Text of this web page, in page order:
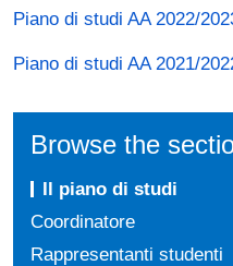
Piano di studi AA 2022/
Piano di studi AA 2021/
Browse the
Il piano di studi
Coordinatore
Rappresentanti studenti